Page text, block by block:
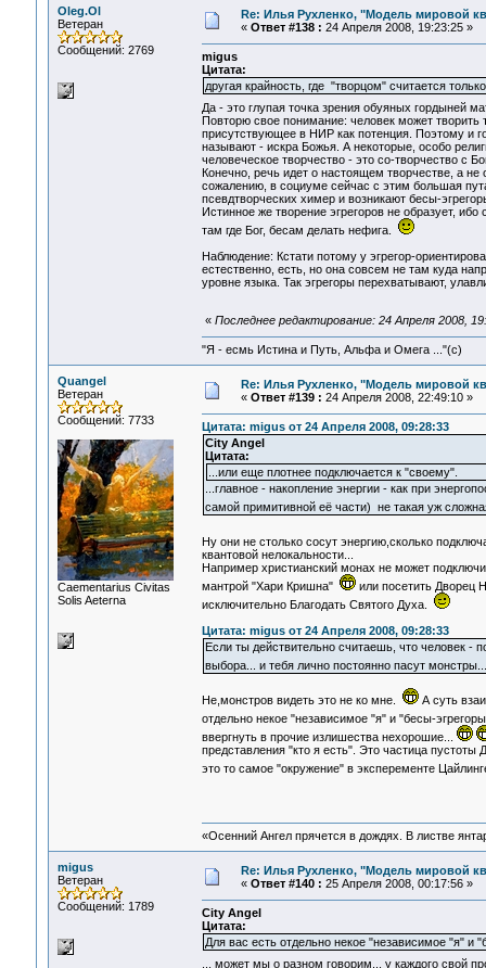
Oleg.Ol
Ветеран
Сообщений: 2769
Re: Илья Рухленко, "Модель мировой
« Ответ #138 : 24 Апреля 2008, 19:23:25 »
migus
Цитата:
другая крайность, где "творцом" считается
Да - это глупая точка зрения обуяных гордыней
Повторю свое понимание: человек может творить
присутствующее в НИР как потенция. Поэтому и
называют - искра Божья. А некоторые, особо
человеческое творчество - это со-творчество с
Конечно, речь идет о настоящем творчестве, а
сожалению, в социуме сейчас с этим большая
псевдтворческих химер и возникают бесы-
Истинное же творение эгрегоров не образует,
там где Бог, бесам делать нефига.
Наблюдение: Кстати потому у эгрегор-
естественно, есть, но она совсем не там куда
уровне языка. Так эгрегоры перехватывают,
« Последнее редактирование: 24 Апреля 2008,
"Я - есмь Истина и Путь, Альфа и Омега ..."(с)
Quangel
Ветеран
Сообщений: 7733
Сaementarius Civitas
Solis Aeterna
Re: Илья Рухленко, "Модель мировой
« Ответ #139 : 24 Апреля 2008, 22:49:10 »
Цитата: migus от 24 Апреля 2008, 09:28:33
City Angel
Цитата:
...или еще плотнее подключается к "своему".
...главное - накопление энергии - как при
самой примитивной её части) не такая уж
Ну они не столько сосут энергию,сколько
квантовой нелокальности...
Например христианский монах не может
мантрой "Хари Кришна"
или посетить Дворец
исключительно Благодать Святого Духа.
Цитата: migus от 24 Апреля 2008, 09:28:33
Если ты действительно считаешь, что человек -
выбора... и тебя лично постоянно пасут
Не,монстров видеть это не ко мне.
А суть
отдельно некое "независимое "я" и "бесы-
ввергнуть в прочие излишества нехорошие...
представления "кто я есть". Это частица
это то самое "окружение" в эксперементе
«Осенний Ангел прячется в дождях. В листве
migus
Ветеран
Сообщений: 1789
Re: Илья Рухленко, "Модель мировой
« Ответ #140 : 25 Апреля 2008, 00:17:56 »
City Angel
Цитата:
Для вас есть отдельно некое "независимое "я" и
... может мы о разном говорим... у каждого свой